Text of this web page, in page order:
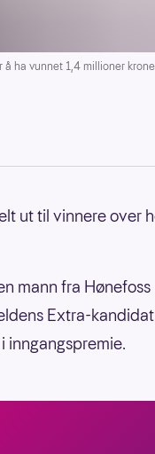
ha vunnet 1,4 millioner
ut til vinnere over
mann fra Hønefoss
Extra-
i inngangspremie.